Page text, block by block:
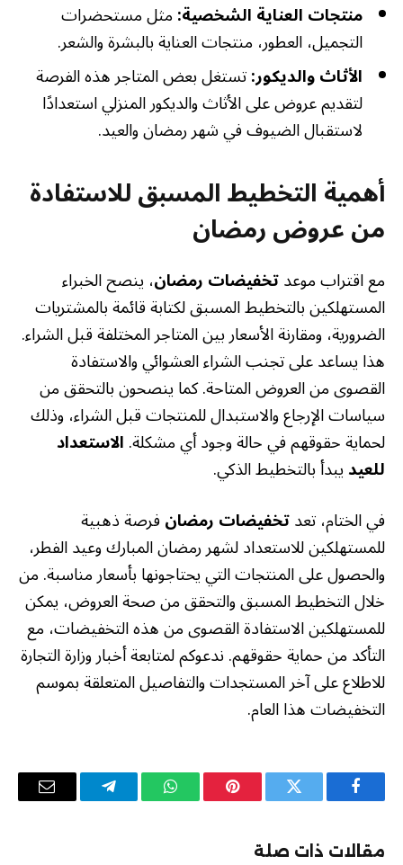
منتجات العناية الشخصية:مثل مستحضرات
التجميل، العطور، منتجات العناية بالبشرة والشعر.
الأثاث والديكور:تستغل بعض المتاجر هذه الفرصة
لتقديم عروض على الأثاث والديكور المنزلي استعدادًا
لاستقبال الضيوف في شهر رمضان والعيد.
أهمية التخطيط المسبق للاستفادة
من عروض رمضان
مع اقتراب موعدتخفيضات رمضان، ينصح الخبراء
المستهلكين بالتخطيط المسبق لكتابة قائمة بالمشتريات
الضرورية، ومقارنة الأسعار بين المتاجر المختلفة قبل الشراء.
هذا يساعد على تجنب الشراء العشوائي والاستفادة
القصوى من العروض المتاحة. كما ينصحون بالتحقق من
سياسات الإرجاع والاستبدال للمنتجات قبل الشراء، وذلك
لحماية حقوقهم في حالة وجود أي مشكلة.الاستعداد
للعيديبدأ بالتخطيط الذكي.
في الختام، تعدتخفيضات رمضانفرصة ذهبية
للمستهلكين للاستعداد لشهر رمضان المبارك وعيد الفطر،
والحصول على المنتجات التي يحتاجونها بأسعار مناسبة. من
خلال التخطيط المسبق والتحقق من صحة العروض، يمكن
للمستهلكين الاستفادة القصوى من هذه التخفيضات، مع
التأكد من حماية حقوقهم. ندعوكم لمتابعة أخبار وزارة التجارة
للاطلاع على آخر المستجدات والتفاصيل المتعلقة بموسم
التخفيضات هذا العام.
فيسبوك تويتر بينتيريستواتساب تيلقرام
البريد
مقالات ذات صلة